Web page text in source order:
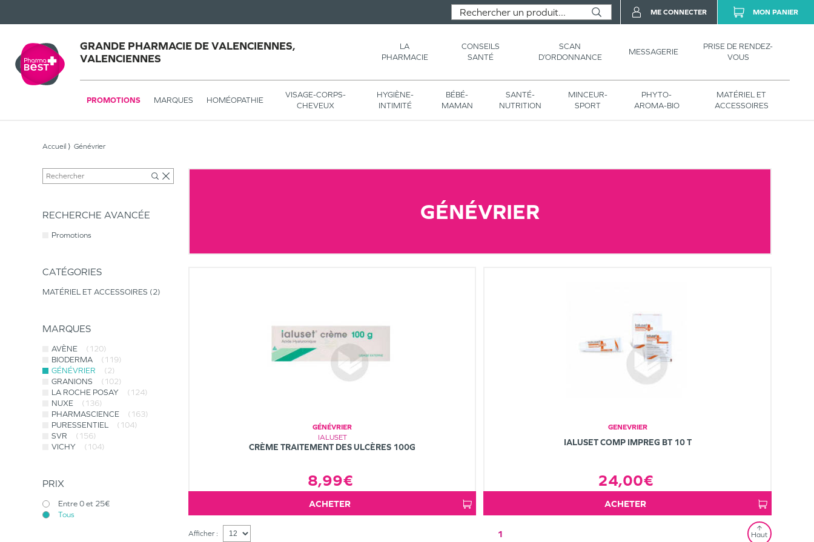
GRANDE PHARMACIE DE VALENCIENNES,
VALENCIENNES
LA
PHARMACIE
CONSEILS
SANTÉ
SCAN
D’ORDONNANCE
MESSAGERIE
PRISE DE RENDEZ-
VOUS
PROMOTIONS MARQUES HOMÉOPATHIE
VISAGE-CORPS-
CHEVEUX
HYGIÈNE-
INTIMITÉ
BÉBÉ-
MAMAN
SANTÉ-
NUTRITION
MINCEUR-
SPORT
PHYTO-
AROMA-BIO
MATÉRIEL ET
ACCESSOIRES
ME CONNECTER MON PANIER
Accueil Génévrier
RECHERCHE AVANCÉE
Promotions
CATÉGORIES
MATÉRIEL ET ACCESSOIRES 2
MARQUES
AVÈNE
(120)
BIODERMA
(119)
GÉNÉVRIER
(2)
GRANIONS
(102)
LA ROCHE POSAY
(124)
NUXE
(136)
PHARMASCIENCE
(163)
PURESSENTIEL
(104)
SVR
(156)
VICHY
(104)
PRIX
Entre 0 et 25€
Tous
GÉNÉVRIER
GÉNÉVRIER
IALUSET
CRÈME TRAITEMENT DES ULCÈRES 100G
8,99€
ACHETER
GENEVRIER
IALUSET COMP IMPREG BT 10 T
24,00€
ACHETER
Afficher : 1 Haut